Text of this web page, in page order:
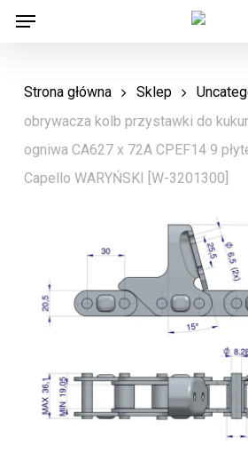
Skip
content
Menu
Strona główna Sklep
obrywacza kolb przystawki do
ogniwa CA627 x 72A CPEF14 9
Capello WARYŃSKI [W-3201300]
Menu